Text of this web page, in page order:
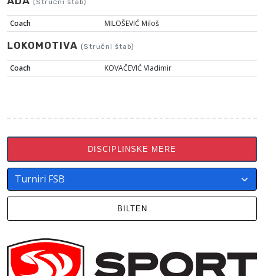
(Stručni štab)
Coach MILOŠEVIĆ Miloš
LOKOMOTIVA (Stručni štab)
Coach KOVAČEVIĆ Vladimir
DISCIPLINSKE MERE
BILTEN